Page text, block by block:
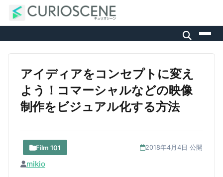
アイディアをコンセプトに変え
よう！コマーシャルなどの映像
制作をビジュアル化する方法
Film 101 2018年4月4日 公開
mikio